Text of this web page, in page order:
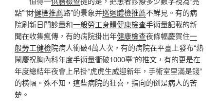
點”“財健檢推薦路”的景象并巡迴體檢推薦不鮮見。有的病
院刷新日門診量和一般勞工身體健康檢查手術量記載的新
聞在收集瘋傳，有的病院掛出年健康檢查夜條幅慶賀住一
般勞工健檢院病人衝破4萬人次，有的病院在平臺上發布“熱
鬧慶祝胸內科年度手術量衝破1000臺”的推文，有的更是在
年度總結年夜會上吊掛“虎虎生威迎新年，手術室里滿是錢”
的橫幅。殊不知，這些病院的狂喜，指向的倒是病人的苦
楚。